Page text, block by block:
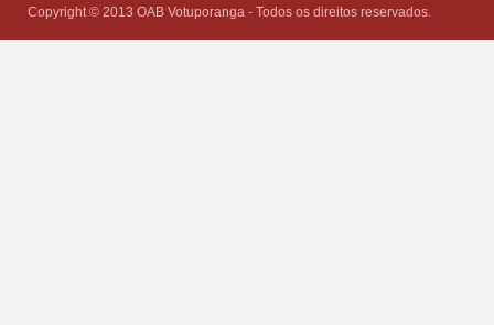
Copyright © 2013 OAB Votuporanga - Todos os direitos reservados.